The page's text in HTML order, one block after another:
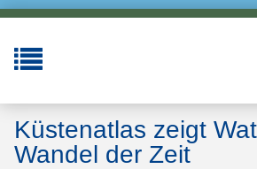
Küstenatlas zeigt
Wandel der Zeit